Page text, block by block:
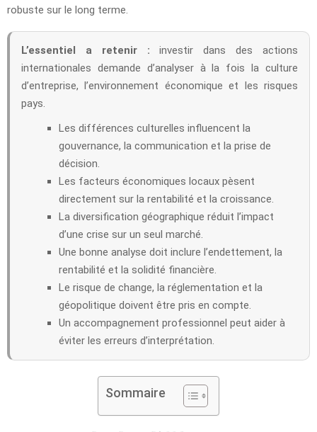
robuste sur le long terme.
L’essentiel a retenir : investir dans des actions
internationales demande d’analyser à la fois la culture
d’entreprise, l’environnement économique et les risques
pays.
Les différences culturelles influencent la
gouvernance, la communication et la prise de
décision.
Les facteurs économiques locaux pèsent
directement sur la rentabilité et la croissance.
La diversification géographique réduit l’impact
d’une crise sur un seul marché.
Une bonne analyse doit inclure l’endettement, la
rentabilité et la solidité financière.
Le risque de change, la réglementation et la
géopolitique doivent être pris en compte.
Un accompagnement professionnel peut aider à
éviter les erreurs d’interprétation.
Sommaire